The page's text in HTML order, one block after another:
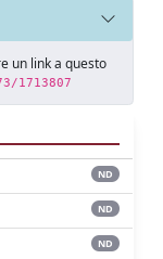
un link a questo
1713807
ND
ND
ND